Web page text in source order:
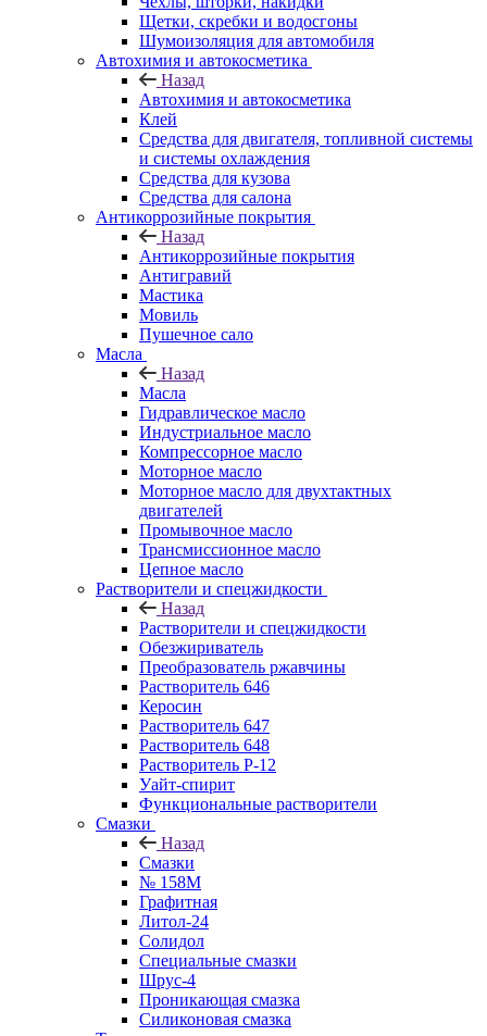
Щетки, скребки и водосгоны
Шумоизоляция для автомобиля
Автохимия и автокосметика
Назад
Автохимия и автокосметика
Клей
Средства для двигателя, топливной системы
и системы охлаждения
Средства для кузова
Средства для салона
Антикоррозийные покрытия
Назад
Антикоррозийные покрытия
Антигравий
Мастика
Мовиль
Пушечное сало
Масла
Назад
Масла
Гидравлическое масло
Индустриальное масло
Компрессорное масло
Моторное масло
Моторное масло для двухтактных
двигателей
Промывочное масло
Трансмиссионное масло
Цепное масло
Растворители и спецжидкости
Назад
Растворители и спецжидкости
Обезжириватель
Преобразователь ржавчины
Растворитель 646
Керосин
Растворитель 647
Растворитель 648
Растворитель Р-12
Уайт-спирит
Функциональные растворители
Смазки
Назад
Смазки
№ 158М
Графитная
Литол-24
Солидол
Специальные смазки
Шрус-4
Проникающая смазка
Силиконовая смазка